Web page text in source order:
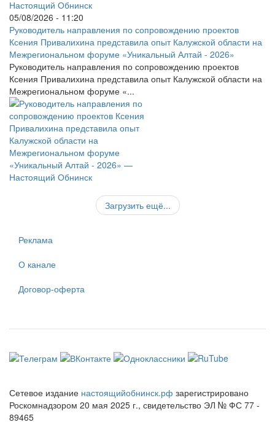
05/08/2026 - 11:20
Руководитель направления по сопровождению проектов
Ксения Привалихина представила опыт Калужской области на
Межрегиональном форуме «Уникальный Алтай - 2026»
Руководитель направления по сопровождению проектов
Ксения Привалихина представила опыт Калужской области на
Межрегиональном форуме «...
Загрузить ещё...
Реклама
О канале
Договор-оферта
Сетевое издание настоящийобнинск.рф зарегистрировано
Роскомнадзором 20 мая 2025 г., свидетельство ЭЛ № ФС 77 -
89465